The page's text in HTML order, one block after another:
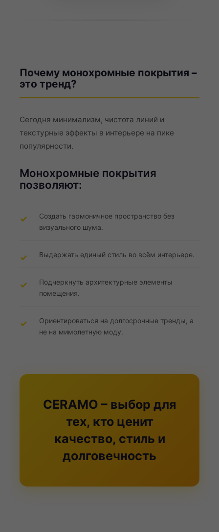
Почему монохромные покрытия –
это тренд?
Сегодня минимализм, чистота линий и
текстурные эффекты в интерьере на пике
популярности.
Монохромные покрытия
позволяют:
Создать гармоничное пространство без
визуального шума.
Выдержать единый стиль во всём интерьере.
Подчеркнуть архитектурные элементы
помещения.
Ориентироваться на долгосрочные тренды, а
не на мимолетную моду.
CERAMO – выбор для
тех, кто ценит
качество, стиль и
долговечность